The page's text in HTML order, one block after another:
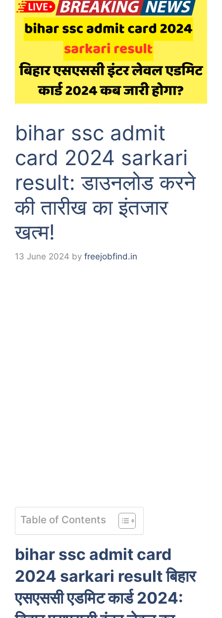
bihar ssc admit
card 2024 sarkari
result: डाउनलोड करने
की तारीख का इंतजार
खत्म!
13 June 2024 by freejobfind.in
Table of Contents
bihar ssc admit card
2024 sarkari result बिहार
एसएससी एडमिट कार्ड 2024: